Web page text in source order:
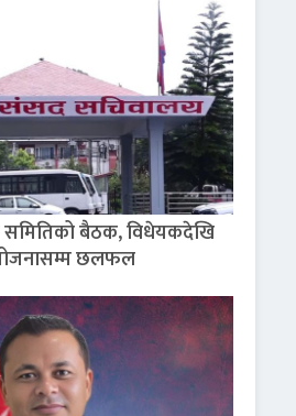
बैठक, विधेयकदेखि
छलफल